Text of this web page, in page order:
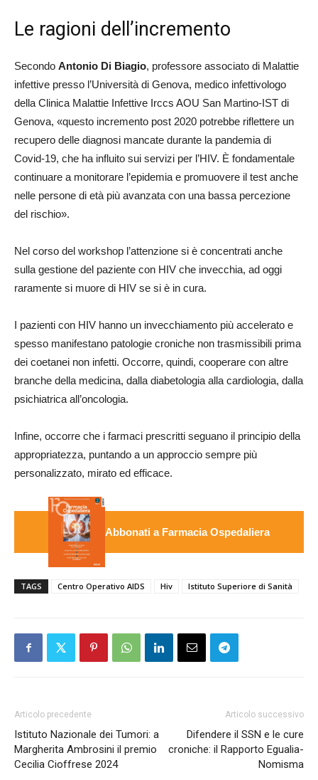
Le ragioni dell’incremento
Secondo Antonio Di Biagio, professore associato di Malattie
infettive presso l’Università di Genova, medico infettivologo
della Clinica Malattie Infettive Irccs AOU San Martino-IST di
Genova, «questo incremento post 2020 potrebbe riflettere un
recupero delle diagnosi mancate durante la pandemia di
Covid-19, che ha influito sui servizi per l’HIV. È fondamentale
continuare a monitorare l’epidemia e promuovere il test anche
nelle persone di età più avanzata con una bassa percezione
del rischio».
Nel corso del workshop l’attenzione si è concentrati anche
sulla gestione del paziente con HIV che invecchia, ad oggi
raramente si muore di HIV se si è in cura.
I pazienti con HIV hanno un invecchiamento più accelerato e
spesso manifestano patologie croniche non trasmissibili prima
dei coetanei non infetti. Occorre, quindi, cooperare con altre
branche della medicina, dalla diabetologia alla cardiologia, dalla
psichiatrica all’oncologia.
Infine, occorre che i farmaci prescritti seguano il principio della
appropriatezza, puntando a un approccio sempre più
personalizzato, mirato ed efficace.
Abbonati a Farmacia Ospedaliera
TAGS Centro Operativo AIDS Hiv Istituto Superiore di Sanità
Articolo precedente
Istituto Nazionale dei Tumori: a
Margherita Ambrosini il premio
Cecilia Cioffrese 2024
Articolo successivo
Difendere il SSN e le cure
croniche: il Rapporto Egualia-
Nomisma